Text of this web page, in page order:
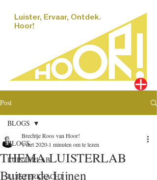
Luister, Ervaar, Ontdek.
Hoor!
Post
BLOGS
LUISTERLAB
LUISTERKRACHT
BLOGS
THEMA LUISTERLAB
Buiten de Lijnen
Brechtje Roos van Hoor!
1 mrt 2020 1 minuten om te lezen